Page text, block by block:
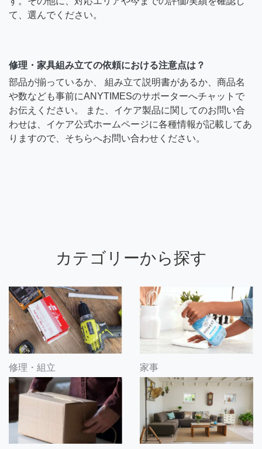
て、選んでください。
修理・家具組み立ての依頼における注意点は？
部品が揃っているか、 組み立て説明書があるか、商品名
や数なども事前にANYTIMESのサポーターへチャットで
お伝えください。 また、イケア製品に関してのお問い合
わせは、イケア公式ホームページに各種情報が記載してあ
りますので、そちらへお問い合わせください。
カテゴリーから探す
修理・組立 家事